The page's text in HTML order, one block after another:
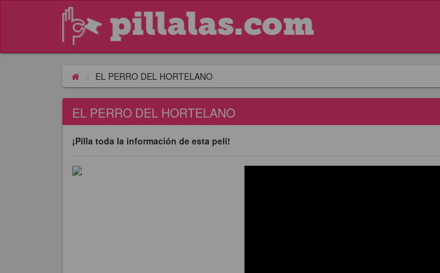
EL PERRO DEL HORTELANO
EL PERRO DEL HORTELANO
¡Pilla toda la información de esta peli!